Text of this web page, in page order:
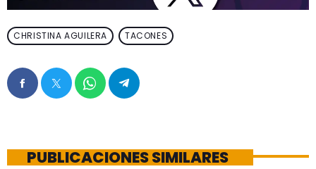
CHRISTINA AGUILERA TACONES
PUBLICACIONES SIMILARES